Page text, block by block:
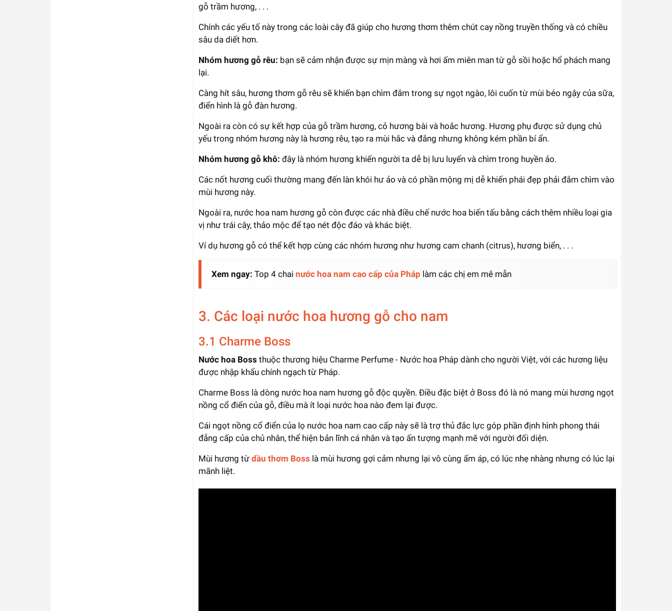
gỗ trầm hương, . . .
Chính các yếu tố này trong các loài cây đã giúp cho hương thơm thêm chút cay nồng truyền thống và có chiều
sâu da diết hơn.
Nhóm hương gỗ rêu: bạn sẽ cảm nhận được sự mịn màng và hơi ấm miên man từ gỗ sồi hoặc hổ phách mang
lại.
Càng hít sâu, hương thơm gỗ rêu sẽ khiến bạn chìm đắm trong sự ngọt ngào, lôi cuốn từ mùi béo ngậy của sữa,
điển hình là gỗ đàn hương.
Ngoài ra còn có sự kết hợp của gỗ trầm hương, cỏ hương bài và hoắc hương. Hương phụ được sử dụng chủ
yếu trong nhóm hương này là hương rêu, tạo ra mùi hắc và đắng nhưng không kém phần bí ẩn.
Nhóm hương gỗ khô: đây là nhóm hương khiến người ta dễ bị lưu luyến và chìm trong huyền ảo.
Các nốt hương cuối thường mang đến làn khói hư ảo và có phần mộng mị dễ khiến phái đẹp phải đắm chìm vào
mùi hương này.
Ngoài ra, nước hoa nam hương gỗ còn được các nhà điều chế nước hoa biến tấu bằng cách thêm nhiều loại gia
vị như trái cây, thảo mộc để tạo nét độc đáo và khác biệt.
Ví dụ hương gỗ có thể kết hợp cùng các nhóm hương như hương cam chanh (citrus), hương biển, . . .
Xem ngay: Top 4 chai nước hoa nam cao cấp của Pháp làm các chị em mê mẫn
3. Các loại nước hoa hương gỗ cho nam
3.1 Charme Boss
Nước hoa Boss thuộc thương hiệu Charme Perfume - Nước hoa Pháp dành cho người Việt, với các hương liệu
được nhập khẩu chính ngạch từ Pháp.
Charme Boss là dòng nước hoa nam hương gỗ độc quyền. Điều đặc biệt ở Boss đó là nó mang mùi hương ngọt
nồng cổ điển của gỗ, điều mà ít loại nước hoa nào đem lại được.
Cái ngọt nồng cổ điển của lọ nước hoa nam cao cấp này sẽ là trợ thủ đắc lực góp phần định hình phong thái
đẳng cấp của chủ nhân, thể hiện bản lĩnh cá nhân và tạo ấn tượng mạnh mẽ với người đối diện.
Mùi hương từ dầu thơm Boss là mùi hương gợi cảm nhưng lại vô cùng ấm áp, có lúc nhẹ nhàng nhưng có lúc lại
mãnh liệt.